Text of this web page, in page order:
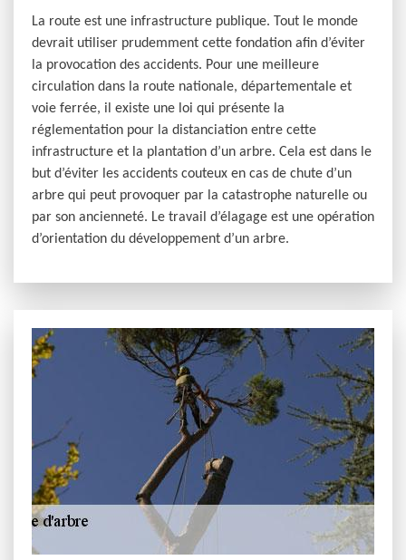
La route est une infrastructure publique. Tout le monde
devrait utiliser prudemment cette fondation afin d’éviter
la provocation des accidents. Pour une meilleure
circulation dans la route nationale, départementale et
voie ferrée, il existe une loi qui présente la
réglementation pour la distanciation entre cette
infrastructure et la plantation d’un arbre. Cela est dans le
but d’éviter les accidents couteux en cas de chute d’un
arbre qui peut provoquer par la catastrophe naturelle ou
par son ancienneté. Le travail d’élagage est une opération
d’orientation du développement d’un arbre.